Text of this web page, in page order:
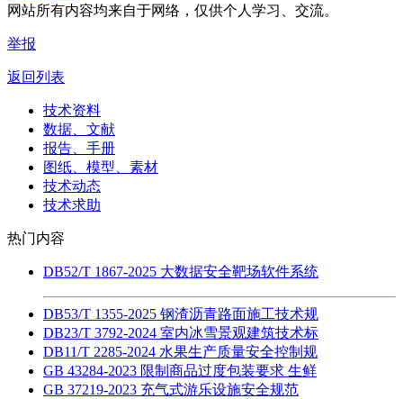
网站所有内容均来自于网络，仅供个人学习、交流。
举报
返回列表
技术资料
数据、文献
报告、手册
图纸、模型、素材
技术动态
技术求助
热门内容
DB52/T 1867-2025 大数据安全靶场软件系统
DB53/T 1355-2025 钢渣沥青路面施工技术规
DB23/T 3792-2024 室内冰雪景观建筑技术标
DB11/T 2285-2024 水果生产质量安全控制规
GB 43284-2023 限制商品过度包装要求 生鲜
GB 37219-2023 充气式游乐设施安全规范